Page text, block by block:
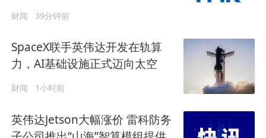
财闻 39分钟前
SpaceX联手英伟达开发在轨算
力，AI基础设施正式迈向太空
财闻 1小时前
英伟达Jetson大幅涨价 雷科防务